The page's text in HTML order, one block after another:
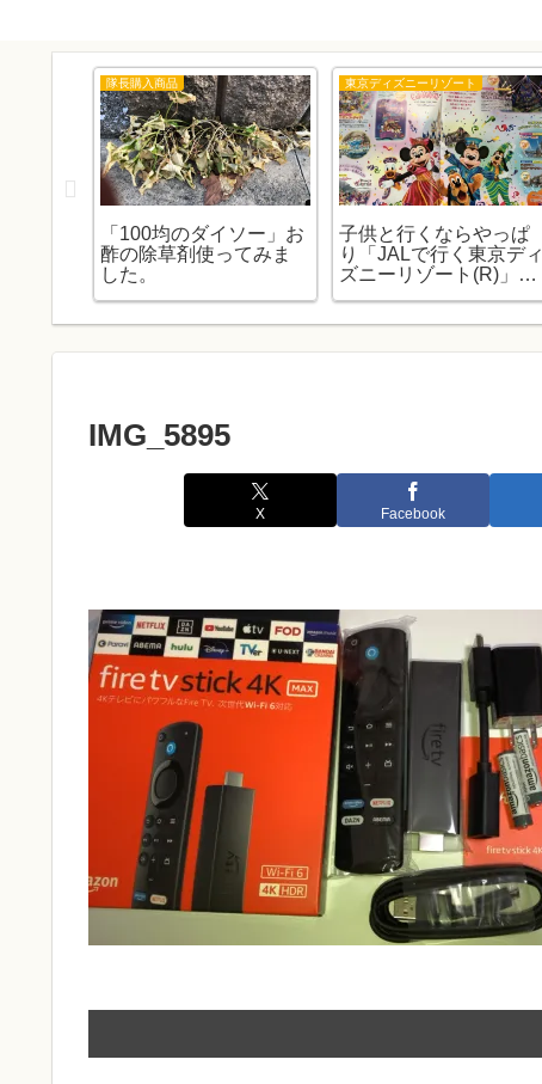
隊長購入商品
「100均のダイソー」お
酢の除草剤使ってみま
した。
東京ディズニーリゾート
子供と行くならやっぱ
り「JALで行く東京ディ
ズニーリゾート(R)」の
IMG_5895
X Facebook